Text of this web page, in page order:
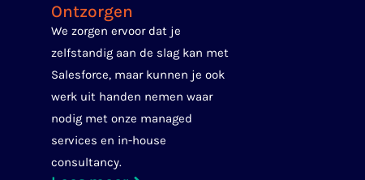
Ontzorgen
We zorgen ervoor dat je
zelfstandig aan de slag kan met
Salesforce, maar kunnen je ook
werk uit handen nemen waar
nodig met onze managed
services en in-house
consultancy.